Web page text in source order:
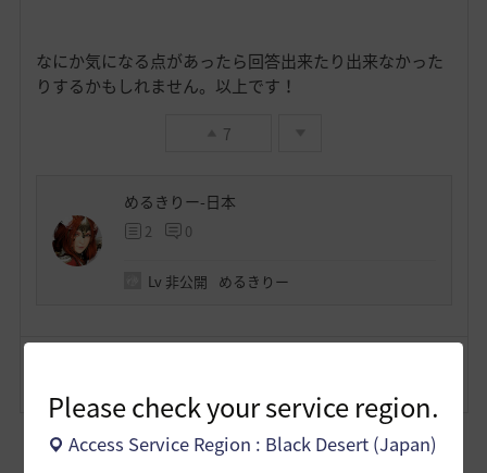
Please check your service region.
Access Service Region : Black Desert (Japan)
なにか気になる点があったら回答出来たり出来なかった
りするかもしれません。以上です！
7
めるきりー-日本
2 0
Lv 非公開 めるきりー